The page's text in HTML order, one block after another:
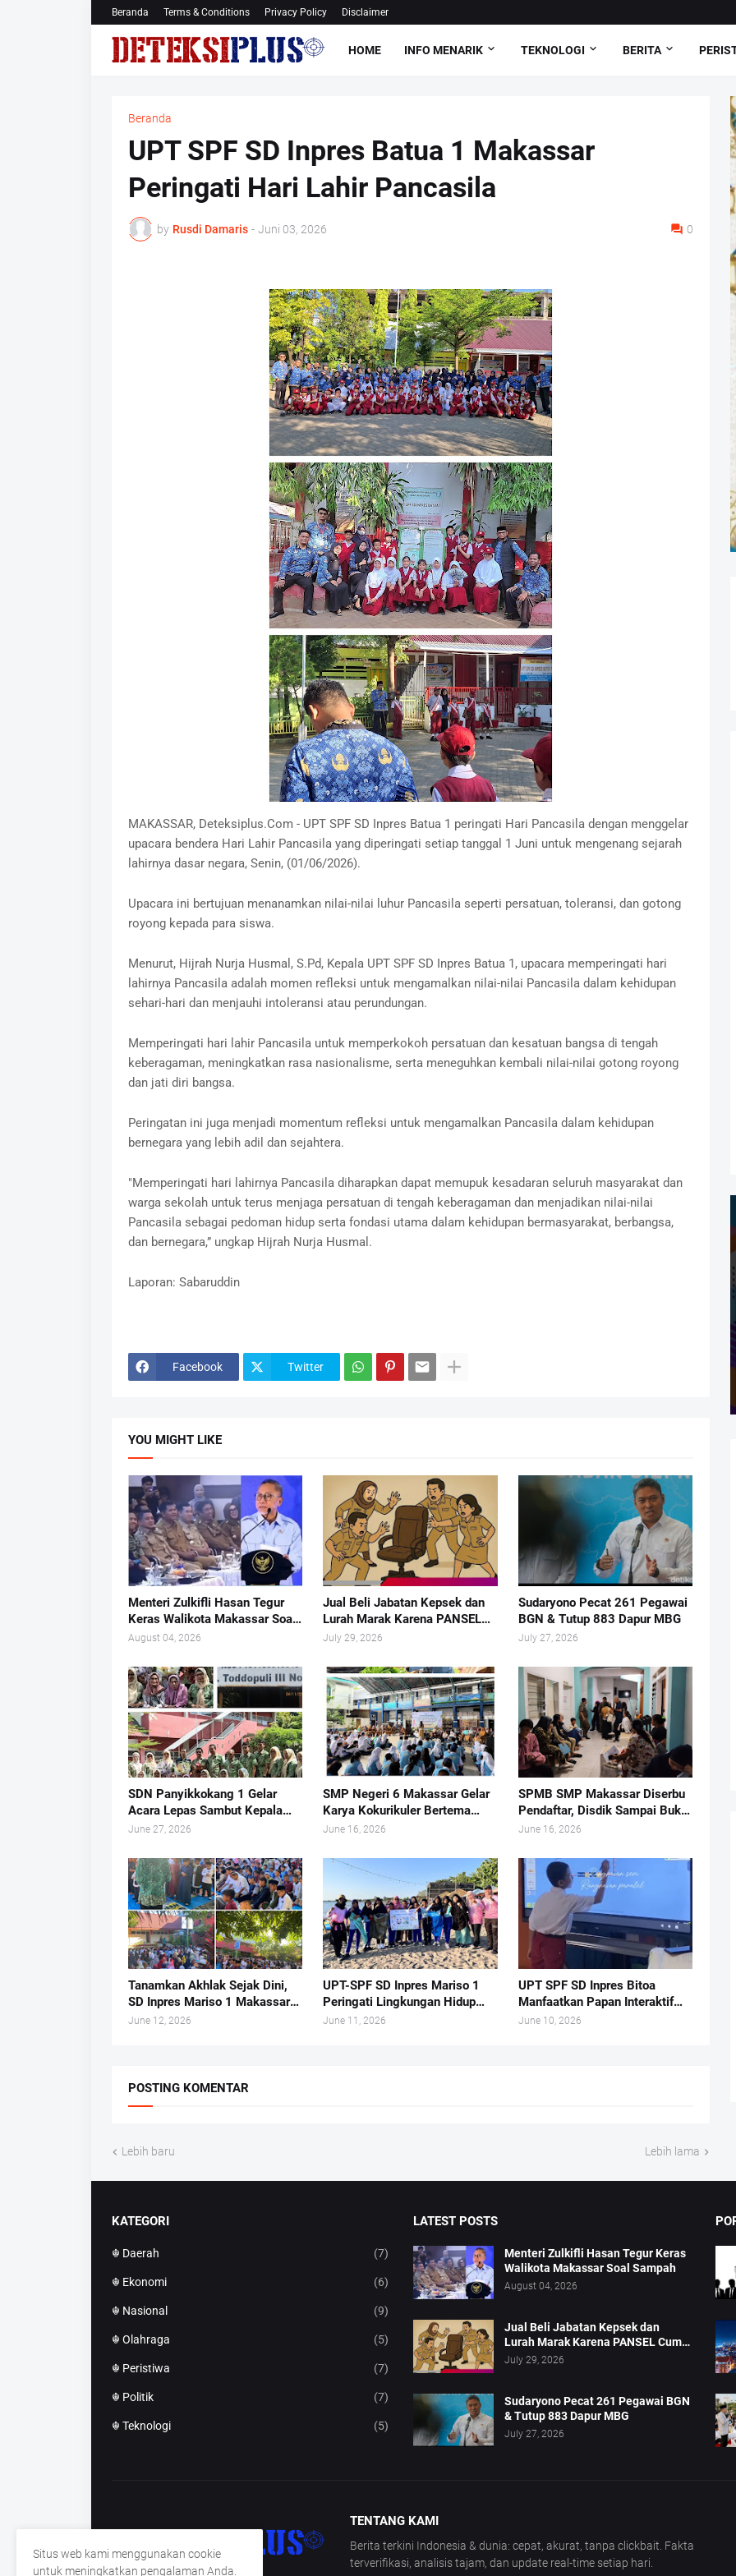
Beranda Terms & Conditions Privacy Policy Disclaimer
HOME INFO MENARIK TEKNOLOGI BERITA
Beranda
UPT SPF SD Inpres Batua 1 Makassar
Peringati Hari Lahir Pancasila
by Rusdi Damaris - Juni 03, 2026 0
MAKASSAR, Deteksiplus.Com - UPT SPF SD Inpres Batua 1 peringati Hari Pancasila dengan menggelar
upacara bendera Hari Lahir Pancasila yang diperingati setiap tanggal 1 Juni untuk mengenang sejarah
lahirnya dasar negara, Senin, (01/06/2026).
Upacara ini bertujuan menanamkan nilai-nilai luhur Pancasila seperti persatuan, toleransi, dan gotong
royong kepada para siswa.
Menurut, Hijrah Nurja Husmal, S.Pd, Kepala UPT SPF SD Inpres Batua 1, upacara memperingati hari
lahirnya Pancasila adalah momen refleksi untuk mengamalkan nilai-nilai Pancasila dalam kehidupan
sehari-hari dan menjauhi intoleransi atau perundungan.
Memperingati hari lahir Pancasila untuk memperkokoh persatuan dan kesatuan bangsa di tengah
keberagaman, meningkatkan rasa nasionalisme, serta meneguhkan kembali nilai-nilai gotong royong
dan jati diri bangsa.
Peringatan ini juga menjadi momentum refleksi untuk mengamalkan Pancasila dalam kehidupan
bernegara yang lebih adil dan sejahtera.
"Memperingati hari lahirnya Pancasila diharapkan dapat memupuk kesadaran seluruh masyarakat dan
warga sekolah untuk terus menjaga persatuan di tengah keberagaman dan menjadikan nilai-nilai
Pancasila sebagai pedoman hidup serta fondasi utama dalam kehidupan bermasyarakat, berbangsa,
dan bernegara,” ungkap Hijrah Nurja Husmal.
Laporan: Sabaruddin
Facebook Twitter
YOU MIGHT LIKE
Menteri Zulkifli Hasan Tegur
Keras Walikota Makassar Soal
Sampah
August 04, 2026
Jual Beli Jabatan Kepsek dan
Lurah Marak Karena PANSEL
Cuma Pajangan
July 29, 2026
Sudaryono Pecat 261 Pegawai
BGN & Tutup 883 Dapur MBG
July 27, 2026
SDN Panyikkokang 1 Gelar
Acara Lepas Sambut Kepala
Sekolah
June 27, 2026
SMP Negeri 6 Makassar Gelar
Karya Kokurikuler Bertema
Pengelolaan Sampah dan
June 16, 2026
SPMB SMP Makassar Diserbu
Pendaftar, Disdik Sampai Buka
Layanan di Hari Libur
June 16, 2026
Tanamkan Akhlak Sejak Dini,
SD Inpres Mariso 1 Makassar
Gelar Sholat Dhuha Rutin Tiap
June 12, 2026
UPT-SPF SD Inpres Mariso 1
Peringati Lingkungan Hidup
dengan Turun ke Pantai
June 11, 2026
UPT SPF SD Inpres Bitoa
Manfaatkan Papan Interaktif
Digital Dalam Proses
June 10, 2026
POSTING KOMENTAR
Lebih baru Lebih lama
KATEGORI
☬ Daerah (7)
☬ Ekonomi (6)
☬ Nasional (9)
☬ Olahraga (5)
☬ Peristiwa (7)
☬ Politik (7)
☬ Teknologi (5)
LATEST POSTS
Menteri Zulkifli Hasan Tegur Keras
Walikota Makassar Soal Sampah
August 04, 2026
Jual Beli Jabatan Kepsek dan
Lurah Marak Karena PANSEL Cuma
Pajangan
July 29, 2026
Sudaryono Pecat 261 Pegawai BGN
& Tutup 883 Dapur MBG
July 27, 2026
TENTANG KAMI
Berita terkini Indonesia & dunia: cepat, akurat, tanpa clickbait. Fakta
terverifikasi, analisis tajam, dan update real-time setiap hari.
Situs web kami menggunakan cookie
untuk meningkatkan pengalaman Anda.